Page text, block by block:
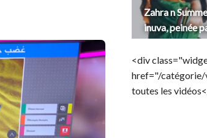
Zahra n
inuva, peinée
<div
href="/
toutes les